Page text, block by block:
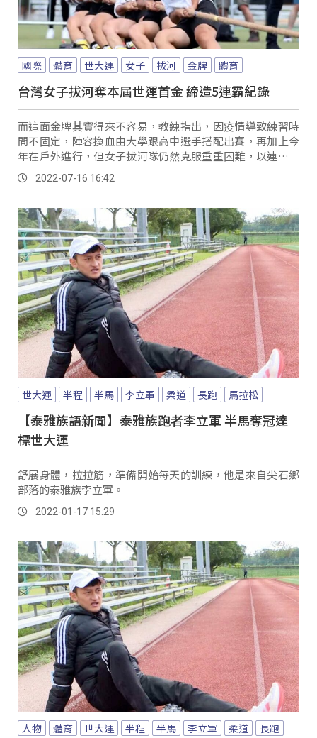
國際 體育 世大運 女子 拔河 金牌 體育
台灣女子拔河奪本屆世運首金 締造5連霸紀錄
而這面金牌其實得來不容易，教練指出，因疫情導致練習時
間不固定，陣容換血由大學跟高中選手搭配出賽，再加上今
年在戶外進行，但女子拔河隊仍然克服重重困難，以連續七
場直落二擊敗對手的好表現，最終拿下女子540...。
2022-07-16 16:42
世大運 半程 半馬 李立軍 柔道 長跑 馬拉松
【泰雅族語新聞】泰雅族跑者李立軍 半馬奪冠達
標世大運
舒展身體，拉拉筋，準備開始每天的訓練，他是來自尖石鄉
部落的泰雅族李立軍。
2022-01-17 15:29
人物 體育 世大運 半程 半馬 李立軍 柔道
長跑